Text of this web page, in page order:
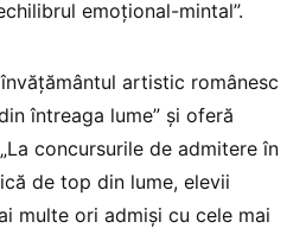
emoțional-mintal”.
artistic românesc
întreaga lume” și oferă
concursurile de admitere în
de top din lume, elevii
multe ori admiși cu cele mai